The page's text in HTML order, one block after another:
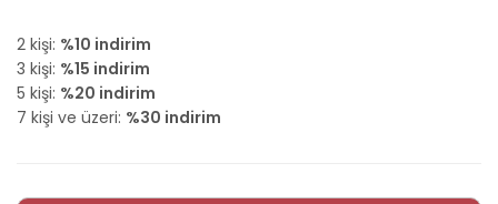
2 kişi: %10 indirim
3 kişi: %15 indirim
5 kişi: %20 indirim
7 kişi ve üzeri: %30 indirim